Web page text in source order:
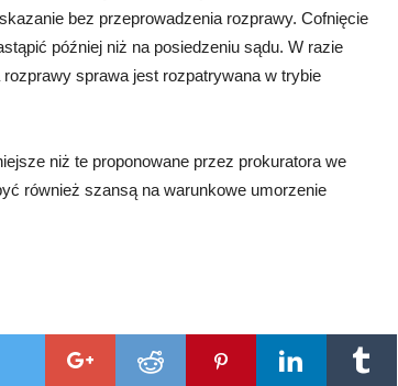
bez przeprowadzenia rozprawy. Cofnięcie
później niż na posiedzeniu sądu. W razie
sprawa jest rozpatrywana w trybie
niż te proponowane przez prokuratora we
również szansą na warunkowe umorzenie